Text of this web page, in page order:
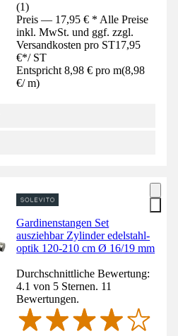
(1)
Preis — 17,95 € * Alle Preise
inkl. MwSt. und ggf. zzgl.
Versandkosten pro ST17,95
€*/ ST
Entspricht 8,98 € pro m(8,98
€/ m)
Gardinenstangen Set
ausziehbar Zylinder edelstahl-
optik 120-210 cm Ø 16/19 mm
Durchschnittliche Bewertung:
4.1 von 5 Sternen. 11
Bewertungen.